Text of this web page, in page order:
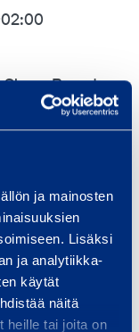
ja mainosten
Lisäksi
ja analytiikka-
käytät
näitä
heille tai joita on
Based
Remuneration